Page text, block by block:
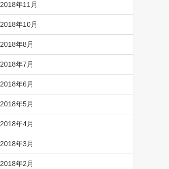
2018年11月
2018年10月
2018年8月
2018年7月
2018年6月
2018年5月
2018年4月
2018年3月
2018年2月